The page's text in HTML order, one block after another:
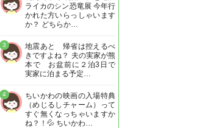
ライカのシン恐竜展 今年行
かれた方いらっしゃいます
か？ どちらか…
地震あと 帰省は控えるべ
きですよね？ 夫の実家が熊
本で お盆前に２泊3日で
実家に泊まる予定…
3
ちいかわの映画の入場特典
（めじるしチャーム）って
すぐ無くなっちゃいますか
ね？！💦 ちいかわ…
4